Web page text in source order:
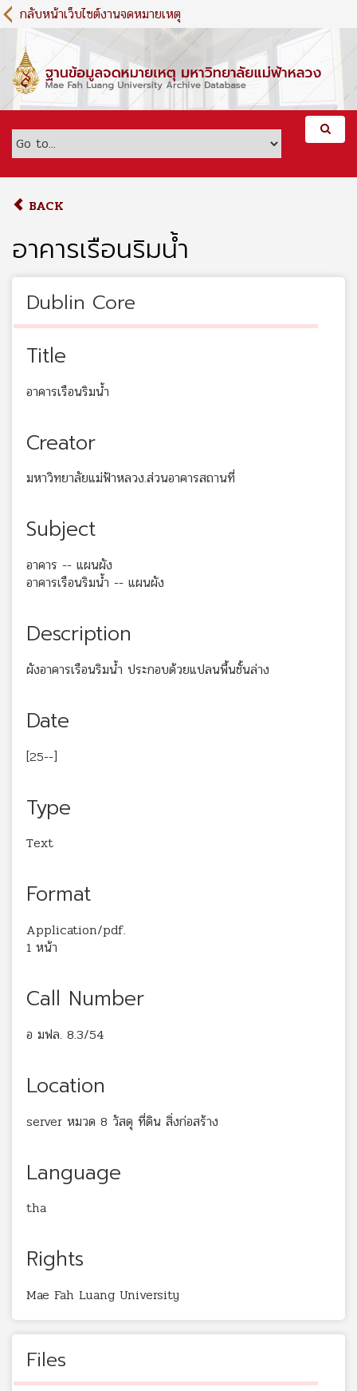
S
k
m
c
กลับหน้าเว็บไซต์งานจดหมายเหตุ
BACK
อาคารเรือนริมน้ำ
Dublin Core
Title
อาคารเรือนริมน้ำ
Creator
มหาวิทยาลัยแม่ฟ้าหลวง.ส่วนอาคารสถานที่
Subject
อาคาร -- แผนผัง
อาคารเรือนริมน้ำ -- แผนผัง
Description
ผังอาคารเรือนริมน้ำ ประกอบด้วยแปลนพื้นชั้นล่าง
Date
[25--]
Type
Text
Format
Application/pdf.
1 หน้า
Call Number
อ มฟล. 8.3/54
Location
server หมวด 8 วัสดุ ที่ดิน สิ่งก่อสร้าง
Language
tha
Rights
Mae Fah Luang University
Files